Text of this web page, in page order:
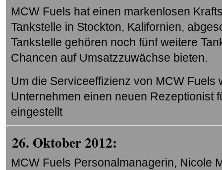
MCW Fuels hat einen markenlosen
Tankstelle in Stockton, Kalifornien,
Tankstelle gehören noch fünf weitere
Chancen auf Umsatzzuwächse bieten.
Um die Serviceeffizienz von MCW
Unternehmen einen neuen Rezeptionist
eingestellt
26. Oktober 2012:
MCW Fuels Personalmanagerin, Nicole